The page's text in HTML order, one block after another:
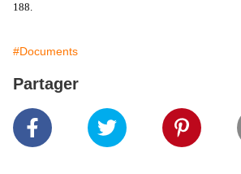
188.
#Documents
Partager